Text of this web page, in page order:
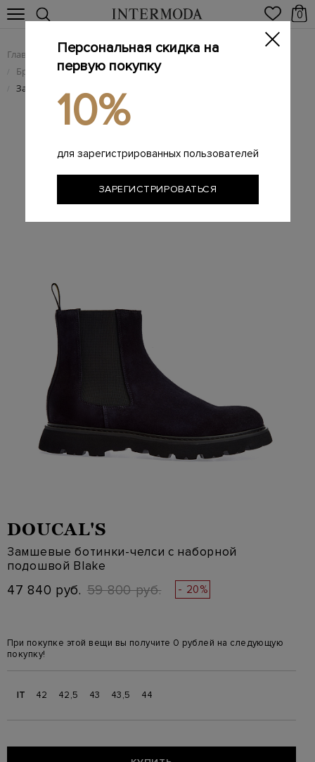
0
Главная Мужчинам / Брендовая мужская обувь
/ Брендовые мужские ботинки
/ Замшевые ботинки-челси с наборной подошвой Blake
DOUCAL'S
Замшевые ботинки-челси с наборной
подошвой Blake
47 840 руб. 59 800 руб. - 20%
При покупке этой вещи вы получите 0 рублей на следующую
покупку!
IT 42 42,5 43 43,5 44
Персональная скидка на
первую покупку
10%
для зарегистрированных пользователей
ЗАРЕГИСТРИРОВАТЬСЯ